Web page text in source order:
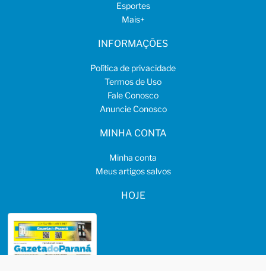
Esportes
Mais+
INFORMAÇÕES
Política de privacidade
Termos de Uso
Fale Conosco
Anuncie Conosco
MINHA CONTA
Minha conta
Meus artigos salvos
HOJE